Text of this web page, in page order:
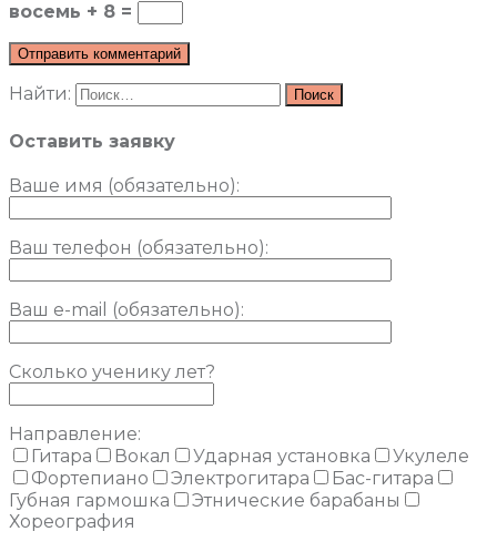
восемь + 8 =
Найти:
Оставить заявку
Ваше имя (обязательно):
Ваш телефон (обязательно):
Ваш e-mail (обязательно):
Сколько ученику лет?
Направление:
Гитара
Вокал Ударная установка
Укулеле
Фортепиано
Электрогитара
Бас-гитара
Губная гармошка
Этнические барабаны
Хореография